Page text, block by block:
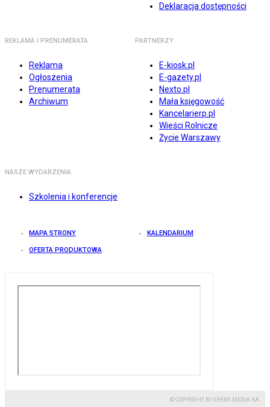
Deklaracja dostępności
REKLAMA I PRENUMERATA
Reklama
Ogłoszenia
Prenumerata
Archiwum
PARTNERZY
E-kiosk.pl
E-gazety.pl
Nexto.pl
Mała księgowość
Kancelarierp.pl
Wieści Rolnicze
Życie Warszawy
NASZE WYDARZENIA
Szkolenia i konferencje
MAPA STRONY KALENDARIUM
OFERTA PRODUKTOWA
© COPYRIGHT BY GREMI MEDIA SA